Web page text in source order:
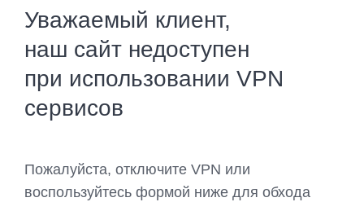
Уважаемый клиент,
наш сайт недоступен
при использовании VPN
сервисов
Пожалуйста, отключите VPN или
воспользуйтесь формой ниже для обхода